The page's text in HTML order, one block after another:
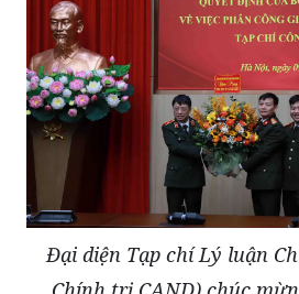
Đại diện Tạp chí Lý luận